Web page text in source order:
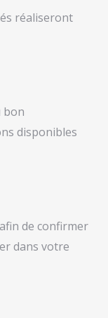
réaliseront
bon
disponibles
de confirmer
dans votre